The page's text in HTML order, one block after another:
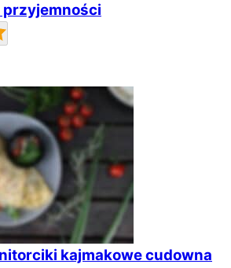
przyjemności
kajmakowe cudowna